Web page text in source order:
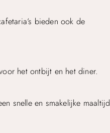
bieden ook de
het ontbijt en het diner.
snelle en smakelijke maaltijd